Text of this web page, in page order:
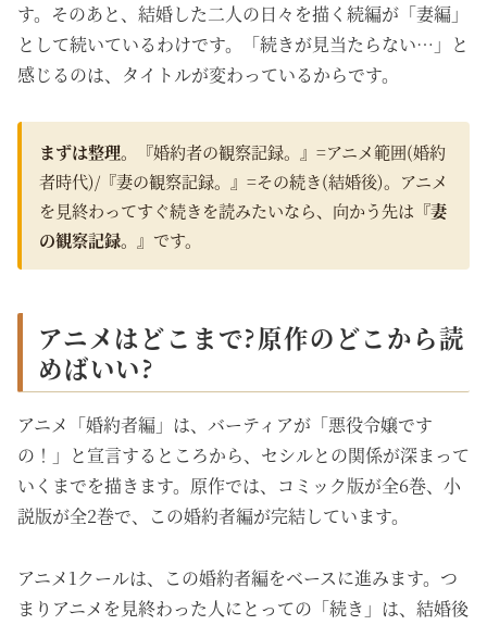
す。そのあと、結婚した二人の日々を描く続編が「妻編」
として続いているわけです。「続きが見当たらない…」と
感じるのは、タイトルが変わっているからです。
まずは整理。
『婚約者の観察記録。』=アニメ範囲(婚約
者時代)/『妻の観察記録。』=その続き(結婚後)。アニメ
を見終わってすぐ続きを読みたいなら、向かう先は 『妻
の観察記録。』 です。
アニメはどこまで?原作のどこから読
めばいい?
アニメ「婚約者編」は、バーティアが「悪役令嬢です
の！」と宣言するところから、セシルとの関係が深まって
いくまでを描きます。原作では、コミック版が全6巻、小
説版が全2巻で、この婚約者編が完結しています。
アニメ1クールは、この婚約者編をベースに進みます。つ
まりアニメを見終わった人にとっての「続き」は、結婚後